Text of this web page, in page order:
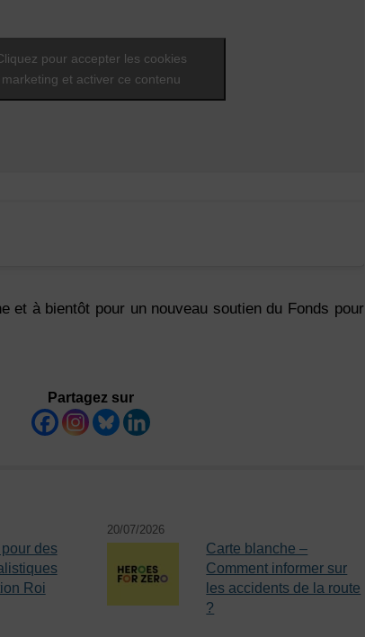
pour accepter les cookies
marketing et activer ce contenu
et à bientôt pour un nouveau soutien du Fonds pour
Partagez sur
des
Roi
20/07/2026
Carte blanche –
Comment informer sur
les accidents de la route
?